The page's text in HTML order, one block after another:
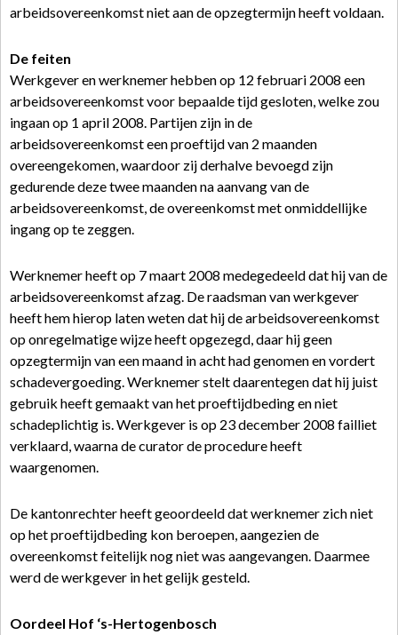
arbeidsovereenkomst niet aan de opzegtermijn heeft voldaan.
De feiten
Werkgever en werknemer hebben op 12 februari 2008 een
arbeidsovereenkomst voor bepaalde tijd gesloten, welke zou
ingaan op 1 april 2008. Partijen zijn in de
arbeidsovereenkomst een proeftijd van 2 maanden
overeengekomen, waardoor zij derhalve bevoegd zijn
gedurende deze twee maanden na aanvang van de
arbeidsovereenkomst, de overeenkomst met onmiddellijke
ingang op te zeggen.
Werknemer heeft op 7 maart 2008 medegedeeld dat hij van de
arbeidsovereenkomst afzag. De raadsman van werkgever
heeft hem hierop laten weten dat hij de arbeidsovereenkomst
op onregelmatige wijze heeft opgezegd, daar hij geen
opzegtermijn van een maand in acht had genomen en vordert
schadevergoeding. Werknemer stelt daarentegen dat hij juist
gebruik heeft gemaakt van het proeftijdbeding en niet
schadeplichtig is. Werkgever is op 23 december 2008 failliet
verklaard, waarna de curator de procedure heeft
waargenomen.
De kantonrechter heeft geoordeeld dat werknemer zich niet
op het proeftijdbeding kon beroepen, aangezien de
overeenkomst feitelijk nog niet was aangevangen. Daarmee
werd de werkgever in het gelijk gesteld.
Oordeel Hof ‘s-Hertogenbosch